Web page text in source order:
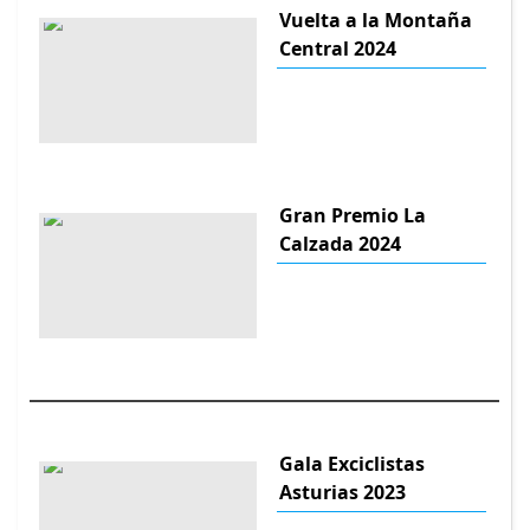
Vuelta a la Montaña
Central 2024
Gran Premio La
Calzada 2024
Gala Exciclistas
Asturias 2023